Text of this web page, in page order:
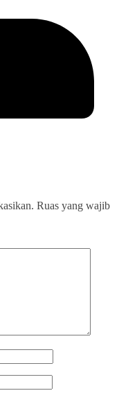
Ruas yang wajib